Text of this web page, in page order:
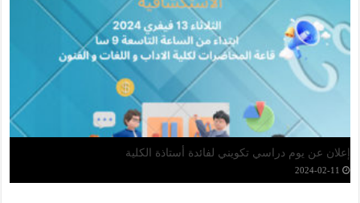
قوائم الطلبة المقبولين في إعادة الإدماج
2024-09-23